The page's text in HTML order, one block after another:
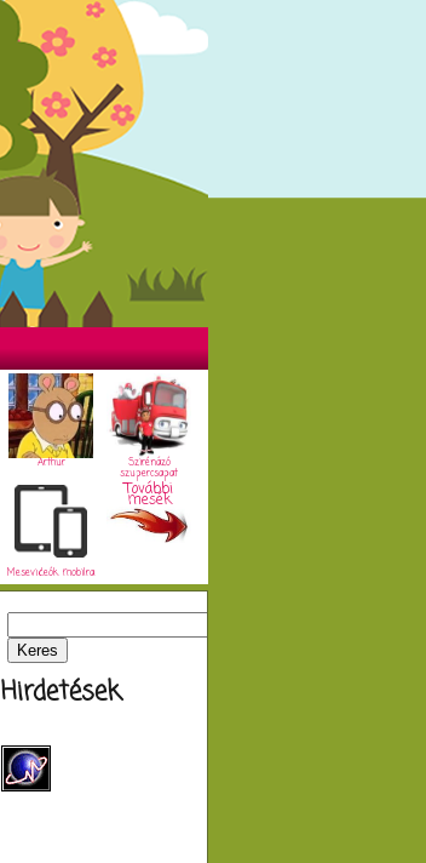
Arthur Szirénázó
szupercsapat
Mesevideók mobilra
További
mesék
Hirdetések